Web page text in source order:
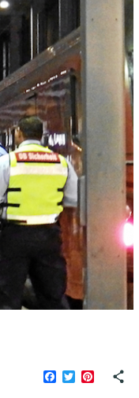
Facebook
TwitterPinterest